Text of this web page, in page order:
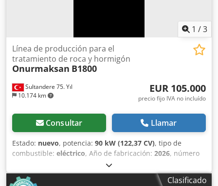
1 /3
Sultandere 75. Yıl
10.174 km
Línea de producción para el
tratamiento de roca y hormigón
Onurmaksan B1800
EUR 105.000
precio fijo IVA no incluído
Consultar Llamar
Estado: nuevo, potencia: 90 kW (122,37 CV), tipo de
combustible: eléctrico, Año de fabricación: 2026, número
B18002026002
Cedpfxjytm I Tj Afveha
Clasificado